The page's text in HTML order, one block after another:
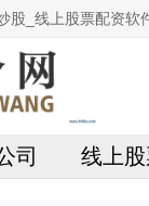
股_线上股票配资软
司 线上